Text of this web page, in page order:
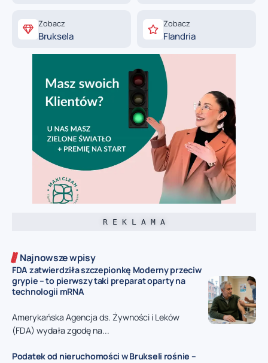
Zobacz
Bruksela
Zobacz
Flandria
R E K L A M A
Najnowsze wpisy
FDA zatwierdziła szczepionkę Moderny przeciw
grypie – to pierwszy taki preparat oparty na
technologii mRNA
Amerykańska Agencja ds. Żywności i Leków
(FDA) wydała zgodę na...
Podatek od nieruchomości w Brukseli rośnie –